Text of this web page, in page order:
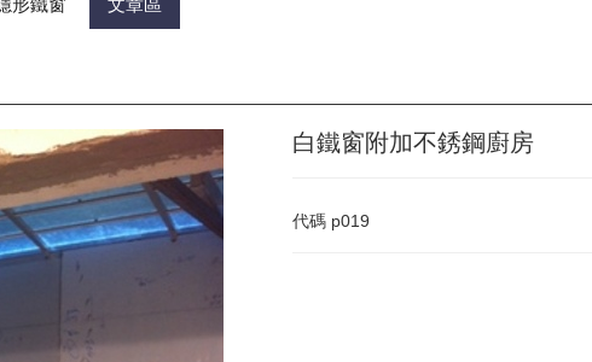
白鐵窗附加不銹鋼廚房
代碼 p019